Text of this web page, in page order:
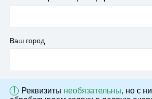
Ваш город
! Реквизиты необязательны, но с